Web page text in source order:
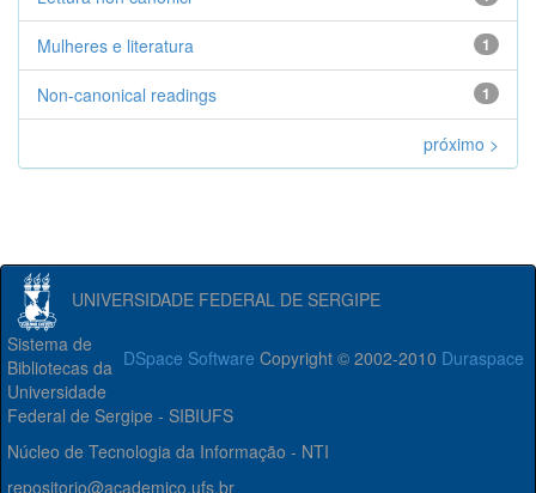
1
Mulheres e literatura
1
Non-canonical readings
próximo >
UNIVERSIDADE FEDERAL DE SERGIPE
DSpace Software Copyright © 2002-2010 Duraspace
Sistema de
Bibliotecas da
Universidade
Federal de Sergipe - SIBIUFS
Núcleo de Tecnologia da Informação - NTI
repositorio@academico.ufs.br